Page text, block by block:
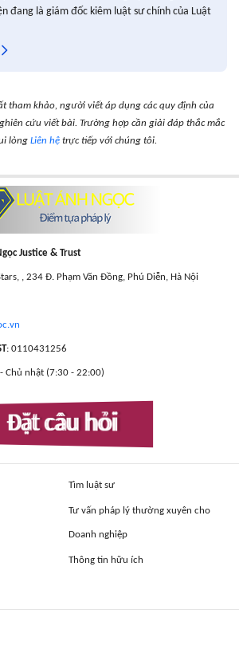
đang là giám đốc kiêm luật sư chính của Luật
tham khảo, người viết áp dụng các quy định của
cứu viết bài. Trường hợp cần giải đáp thắc mắc
lòng Liên hệ trực tiếp với chúng tôi.
Justice & Trust
, 234 Đ. Phạm Văn Đồng, Phú Diễn, Hà Nội
: 0110431256
Chủ nhật (7:30 - 22:00)
Đặt câu hỏi
Tìm luật sư
Tư vấn pháp lý thường xuyên cho
Doanh nghiệp
Thông tin hữu ích